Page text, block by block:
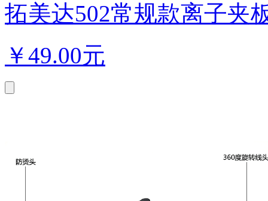
拓美达502常规款离子夹
￥49.00元